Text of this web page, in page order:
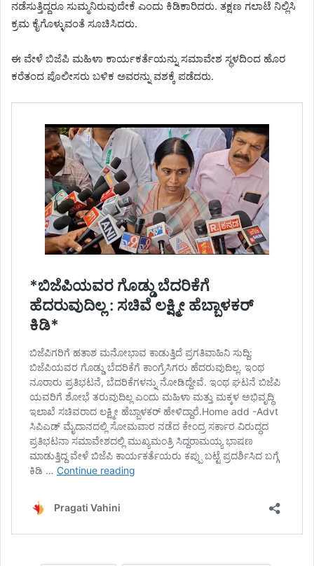
ನಡೆಸುತ್ತಿದ್ದರೂ ಸುಮ್ಮನಿರುವುದೇಕೆ ಎಂದು ಕಿಡಿಕಾರಿದರು. ತಕ್ಷಣ ಗಲಾಟೆ ನಿಲ್ಲಿಸಿ
ಕ್ರಮ ಕೈಗೊಳ್ಳುವಂತೆ ಸೂಚಿಸಿದರು.
ಈ ವೇಳೆ ಬಿಜೆಪಿ ಮಹಿಳಾ ಕಾರ್ಯಕರ್ತೆಯನ್ನು ಸಮಾವೇಶ ಸ್ಥಳದಿಂದ ಹೊರ
ಕರೆತಂದ ಪೊಲೀಸರು ಬಳಿಕ ಅವರನ್ನು ವಶಕ್ಕೆ ಪಡೆದರು.